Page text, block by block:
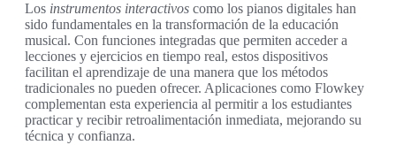
Los instrumentos interactivos como los pianos digitales han
sido fundamentales en la transformación de la educación
musical. Con funciones integradas que permiten acceder a
lecciones y ejercicios en tiempo real, estos dispositivos
facilitan el aprendizaje de una manera que los métodos
tradicionales no pueden ofrecer. Aplicaciones como Flowkey
complementan esta experiencia al permitir a los estudiantes
practicar y recibir retroalimentación inmediata, mejorando su
técnica y confianza.